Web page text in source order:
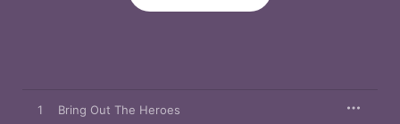
1 Bring Out The Heroes